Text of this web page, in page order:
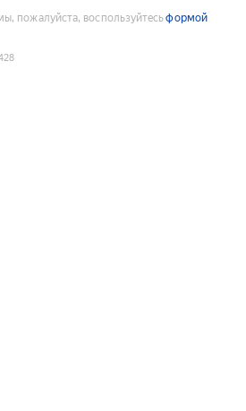
пожалуйста, воспользуйтесьформой